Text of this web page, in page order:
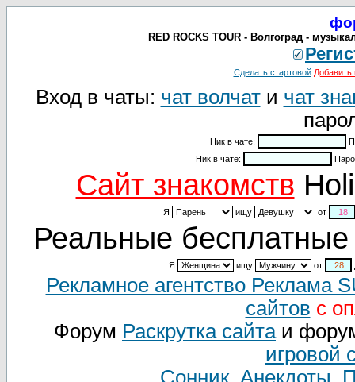
RED ROCKS TOUR - Волгоград -
Сделать стартовой Добавить
Вход в чаты: чат волчати чат
Ник в чате:
Ник в чате:
Cайт знакомств
Я ищу от
Реальные бесплатные
Я ищу от
Рекламное агентство Реклама
сайтов с
Форум Раскрутка сайтаи
игровой
Сонник. Анекдоты.